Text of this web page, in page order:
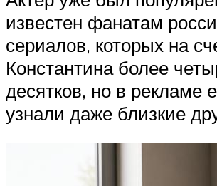
известен фанатам
сериалов, которых на
Константина более
десятков, но в рекламе
узнали даже близкие